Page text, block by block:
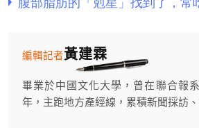
黃建霖
編輯記者
畢業於中國文化大學，曾在聯合報
年，主跑地方產經線，累積新聞採訪